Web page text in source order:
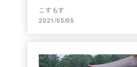
こすもす
2021/05/05